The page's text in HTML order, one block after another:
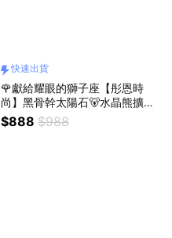
快速出貨
🌹獻給耀眼的獅子座【彤恩時
尚】黑骨幹太陽石🐻水晶熊擴香
組▸處女座 極光超七🎁生日禮物
情人節禮物『LINE禮物獨家 / 快
$888 $988